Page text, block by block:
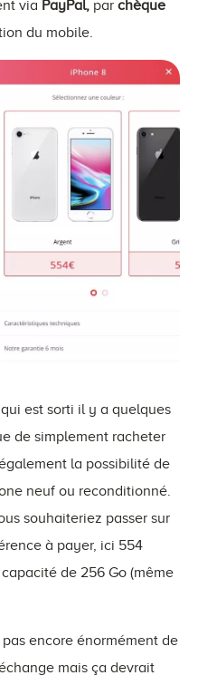
via PayPal, par chèque
du mobile.
est sorti il y a quelques
de simplement racheter
la possibilité de
neuf ou reconditionné.
souhaiteriez passer sur
à payer, ici 554
capacité de 256 Go (même
encore énormément de
mais ça devrait